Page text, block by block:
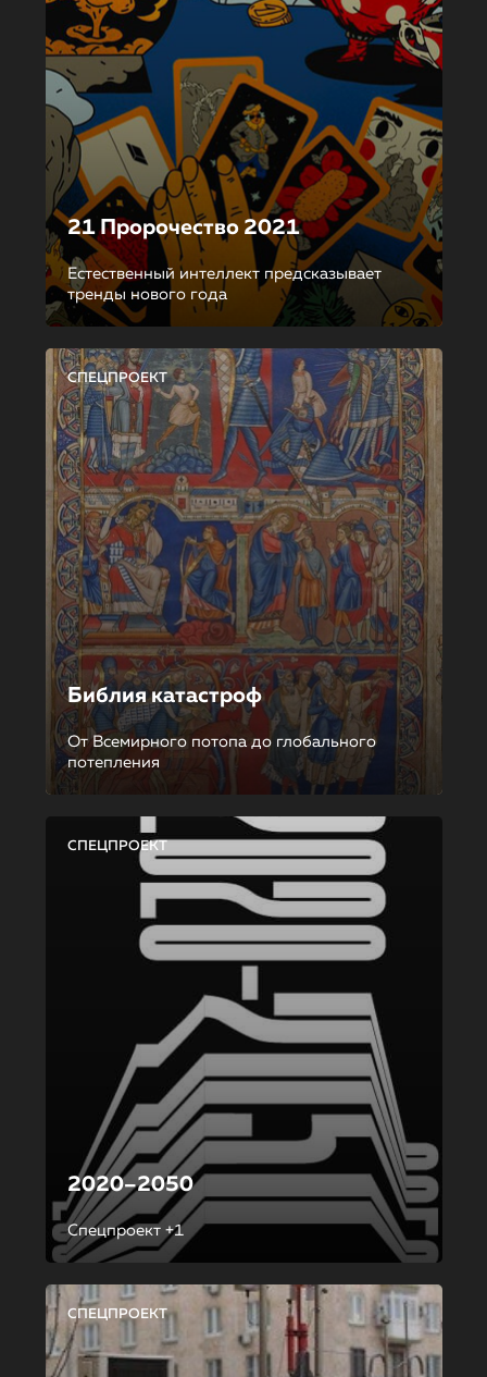
21 Пророчество 2021
Естественный интеллект предсказывает
тренды нового года
СПЕЦПРОЕКТ
Библия катастроф
От Всемирного потопа до глобального
потепления
СПЕЦПРОЕКТ
2020–2050
Спецпроект +1
СПЕЦПРОЕКТ